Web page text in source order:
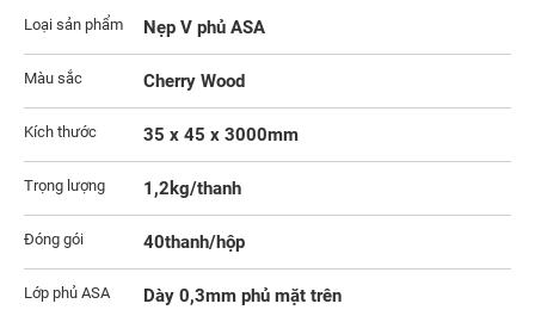
Loại sản phẩm Nẹp V phủ ASA
Màu sắc Cherry Wood
Kích thước 35 x 45 x 3000mm
Trọng lượng 1,2kg/thanh
Đóng gói 40thanh/hộp
Lớp phủ ASA Dày 0,3mm phủ mặt trên